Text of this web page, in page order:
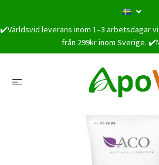
✔️Världsvid leverans inom 1–3 arbetsdagar
från 299kr inom Sverige.